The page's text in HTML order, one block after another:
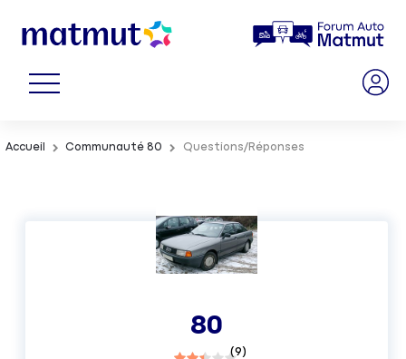
Accueil Communauté 80 Questions/Réponses
80
(9)